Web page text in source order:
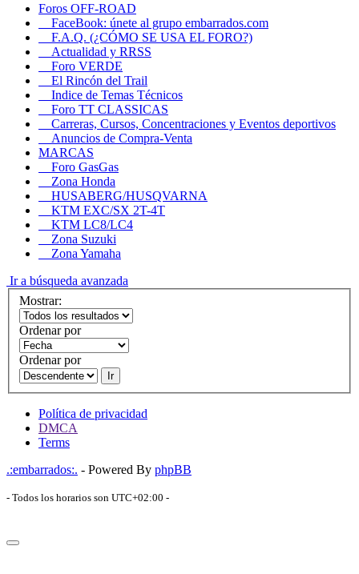
Foros OFF-ROAD
FaceBook: únete al grupo embarrados.com
F.A.Q. (¿CÓMO SE USA EL FORO?)
Actualidad y RRSS
Foro VERDE
El Rincón del Trail
Indice de Temas Técnicos
Foro TT CLASSICAS
Carreras, Cursos, Concentraciones y Eventos deportivos
Anuncios de Compra-Venta
MARCAS
Foro GasGas
Zona Honda
HUSABERG/HUSQVARNA
KTM EXC/SX 2T-4T
KTM LC8/LC4
Zona Suzuki
Zona Yamaha
Ir a búsqueda avanzada
Mostrar:
Ordenar por
Ordenar por
Ir
Política de privacidad
DMCA
Terms
.:embarrados:. - Powered By phpBB
- Todos los horarios son UTC+02:00 -